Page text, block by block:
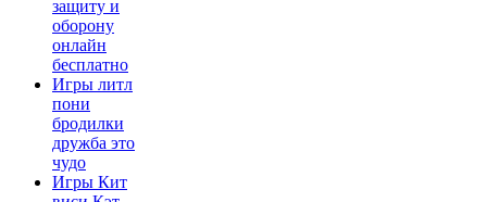
защиту и
оборону
онлайн
бесплатно
Игры литл
пони
бродилки
дружба это
чудо
Игры Кит